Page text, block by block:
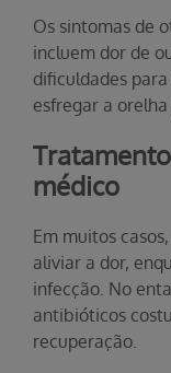
Os sintomas de
incluem dor de
dificuldades
esfregar a
médico
Em muitos
aliviar a dor,
infecção. No
antibióticos
recuperação.